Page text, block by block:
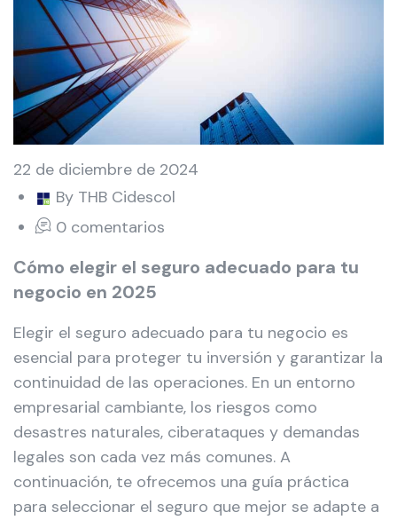
22 de diciembre de 2024
By THB Cidescol
0 comentarios
Cómo elegir el seguro adecuado para tu
negocio en 2025
Elegir el seguro adecuado para tu negocio es
esencial para proteger tu inversión y garantizar la
continuidad de las operaciones. En un entorno
empresarial cambiante, los riesgos como
desastres naturales, ciberataques y demandas
legales son cada vez más comunes. A
continuación, te ofrecemos una guía práctica
para seleccionar el seguro que mejor se adapte a